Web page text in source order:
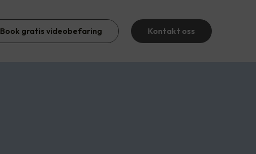
Book gratis videobefaring Kontakt oss